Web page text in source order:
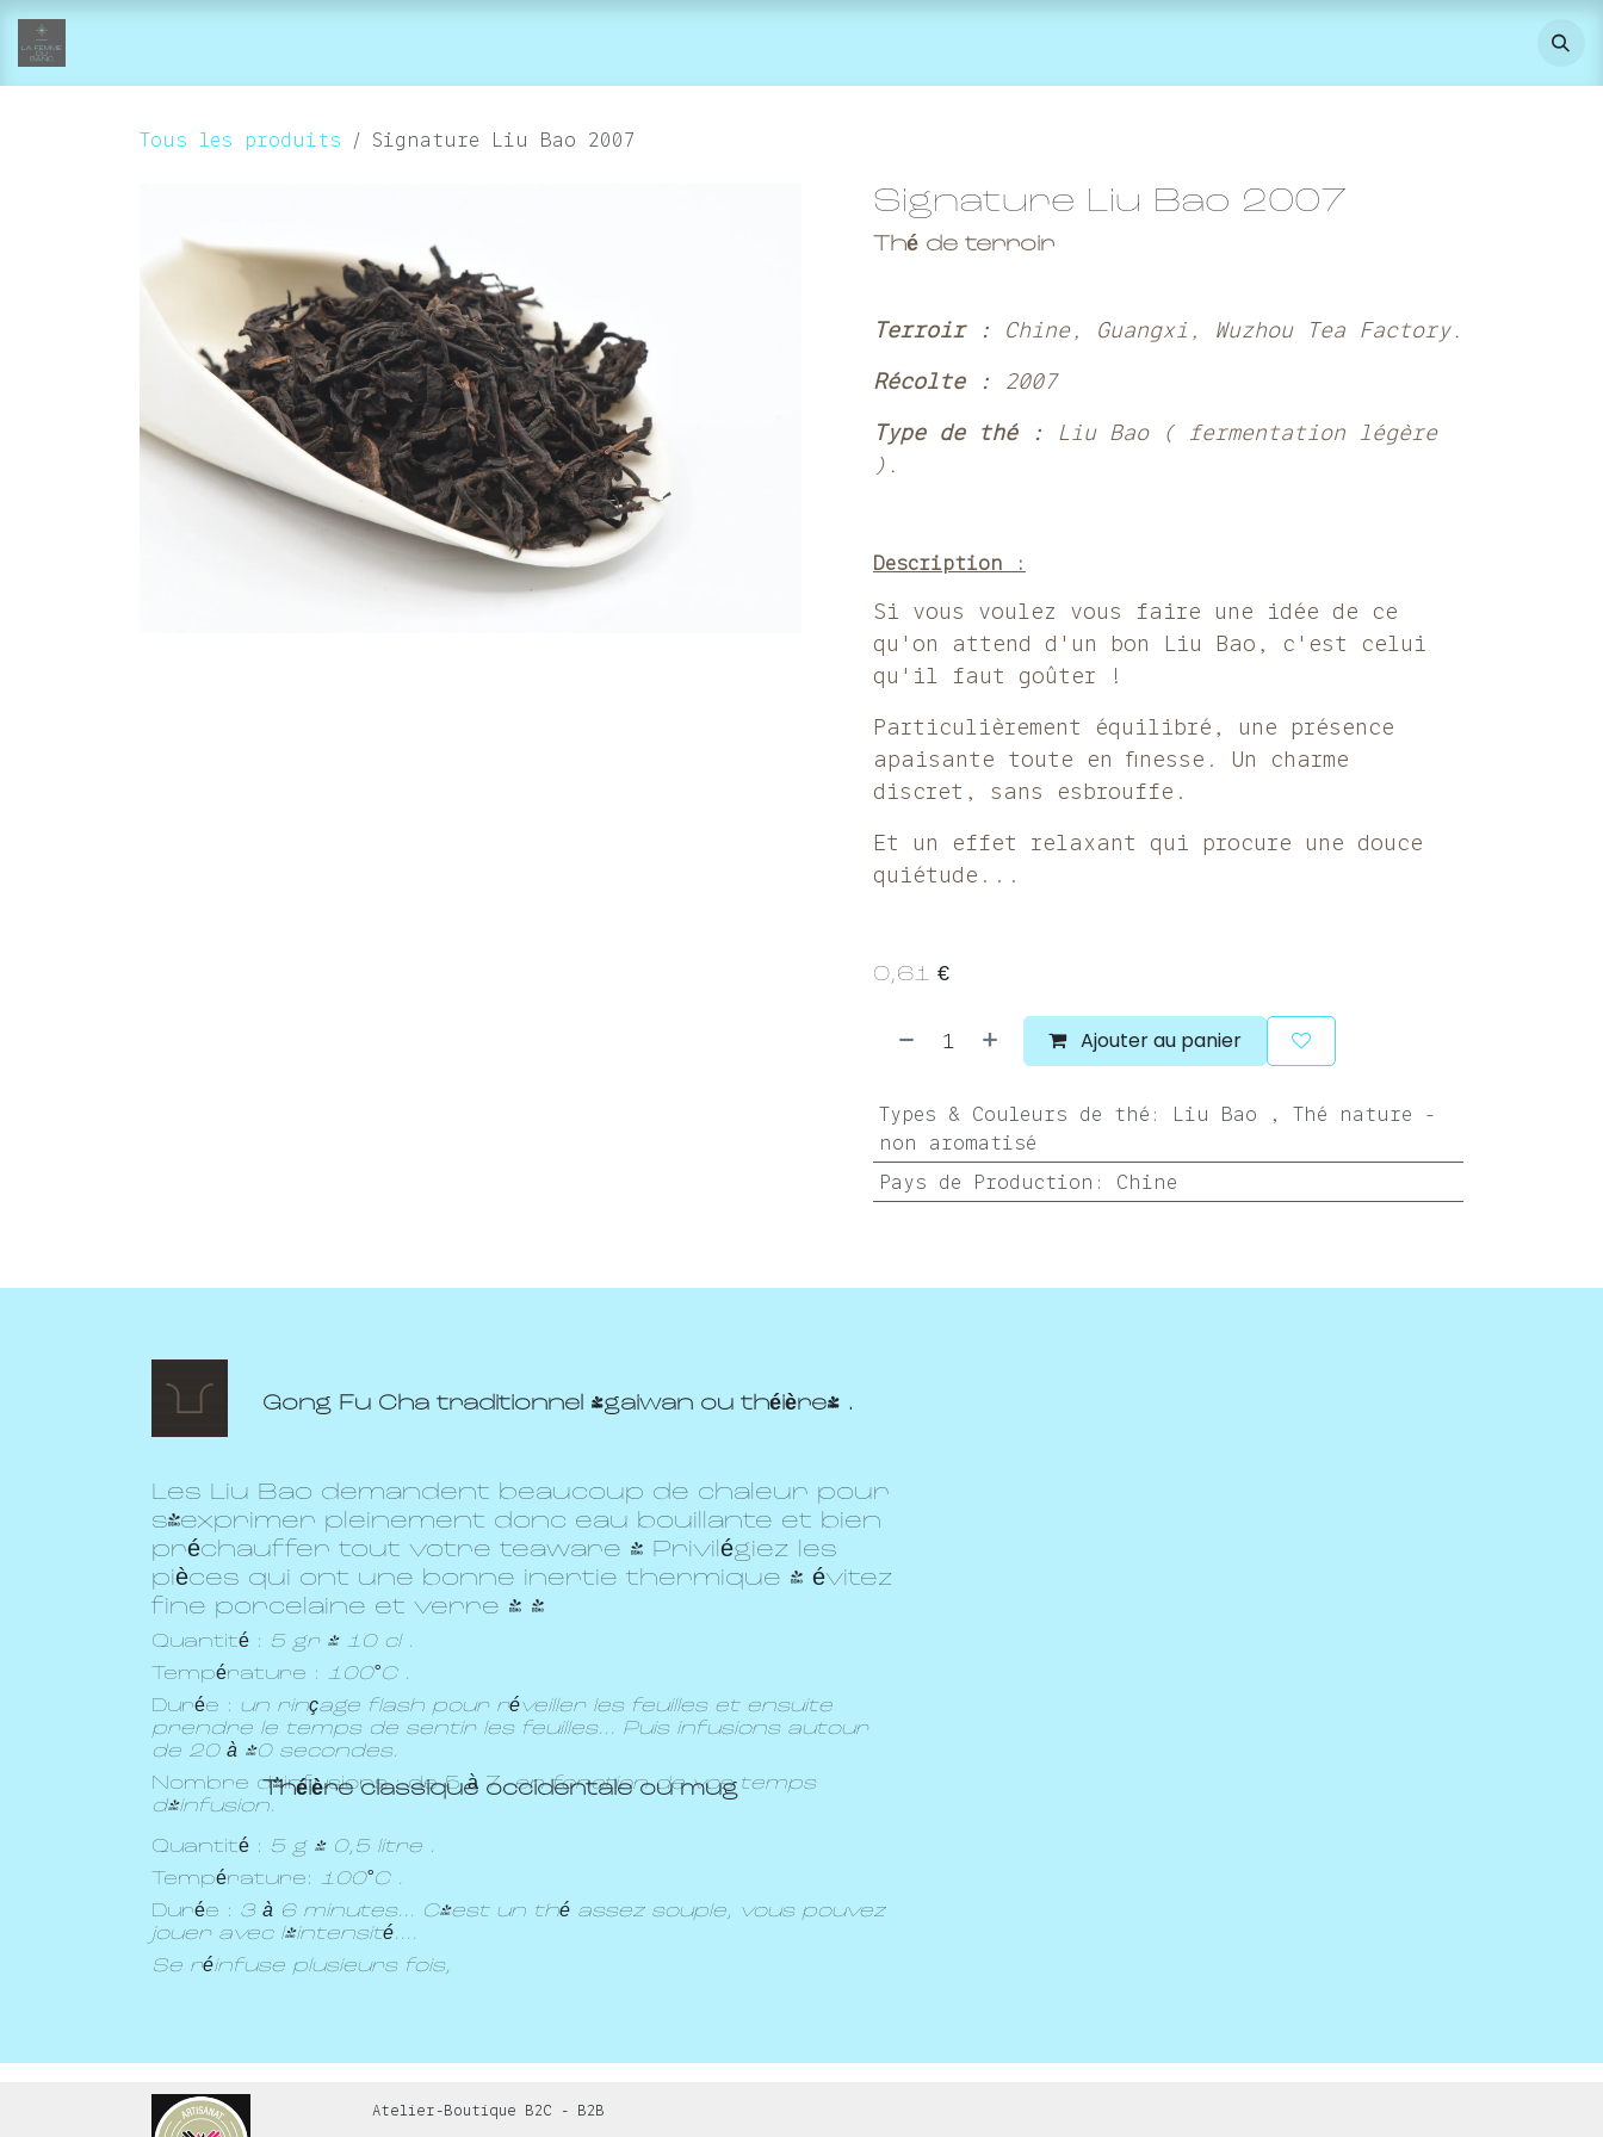
Se rendre au contenu
Tous les produits Signature Liu Bao 2007
Signature Liu Bao 2007
Thé de terroir
Terroir : Chine, Guangxi, Wuzhou Tea Factory.
Récolte : 2007
Type de thé : Liu Bao ( fermentation légère
).
Description :
Si vous voulez vous faire une idée de ce
qu'on attend d'un bon Liu Bao, c'est celui
qu'il faut goûter !
Particulièrement équilibré, une présence
apaisante toute en finesse. Un charme
discret, sans esbrouffe.
Et un effet relaxant qui procure une douce
quiétude...
0,61 €
Ajouter au panier
Types & Couleurs de thé : Liu Bao , Thé nature -
non aromatisé
Pays de Production : Chine
Gong Fu Cha traditionnel (gaiwan ou théière) .
Les Liu Bao demandent beaucoup de chaleur pour
s'exprimer pleinement donc eau bouillante et bien
préchauffer tout votre teaware ! Privilégiez les
pièces qui ont une bonne inertie thermique ( évitez
fine porcelaine et verre ! )
Quantité :
5 gr / 10 cl .
Température : 100°C .
Durée : un rinçage flash pour réveiller les feuilles et ensuite
prendre le temps de sentir les feuilles... Puis infusions autour
de 20 à 40 secondes.
Nombre d'infusions : de 5 à 7,en fonction de vos temps
d'infusion.
Quantité :
5 g / 0,5 litre .
Température: 100°C .
Durée : 3 à 6 minutes... C'est un thé assez souple, vous pouvez
jouer avec l'intensité....
Se réinfuse plusieurs fois,
Théière classique occidentale ou mug
Atelier-Boutique B2C - B2B